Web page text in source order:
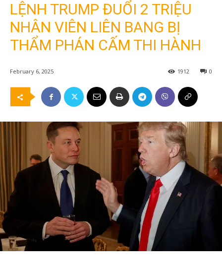
LỆNH TRUMP ĐUỔI 2 TRIỆU
NHÂN VIÊN LIÊN BANG BỊ
THẨM PHÁN CẤM THI HÀNH
February 6, 2025 0
1912